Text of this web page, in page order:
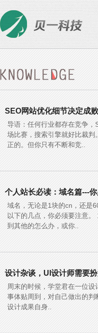
SEO网站优化细节决定成败
导语：任何行业都存在竞争
场比赛，搜索引擎就好比裁
正的。但你只有不断和竞..
个人站长必读：域名篇---
域名，无论是1块的cn，还是
以下的几点，你必须要注意
到其他的怎么办，或你..
设计杂谈，UI设计师需要
周末的时候，学堂君在一位
事体贴周到，对自己做出的
设计成果自身..